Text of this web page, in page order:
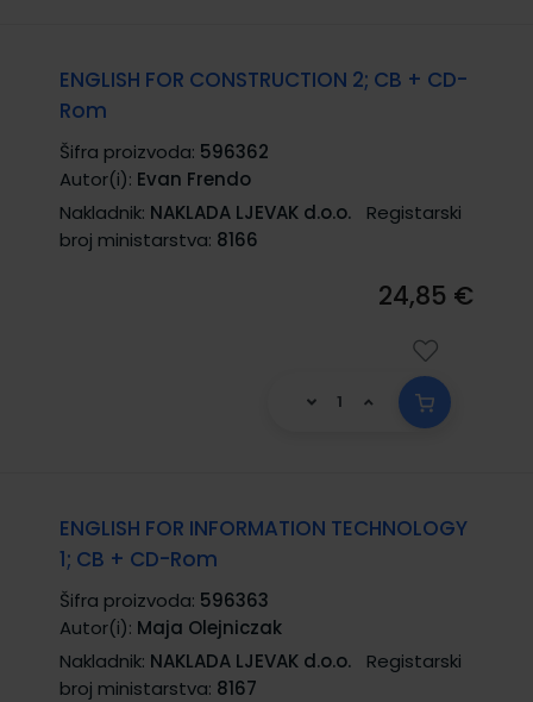
ENGLISH FOR CONSTRUCTION 2; CB + CD-
Rom
Šifra proizvoda: 596362
Autor(i): Evan Frendo
Nakladnik: NAKLADA LJEVAK d.o.o.
Registarski
broj ministarstva: 8166
24,85 €
ENGLISH FOR INFORMATION TECHNOLOGY
1; CB + CD-Rom
Šifra proizvoda: 596363
Autor(i): Maja Olejniczak
Nakladnik: NAKLADA LJEVAK d.o.o.
Registarski
broj ministarstva: 8167